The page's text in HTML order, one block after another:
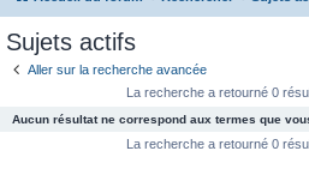
Sujets actifs
Aller sur la recherche avancée
La recherche a retourné 0
Aucun résultat ne correspond aux termes que
La recherche a retourné 0